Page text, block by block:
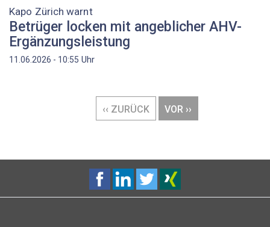
Kapo Zürich warnt
Betrüger locken mit angeblicher AHV-
Ergänzungsleistung
11.06.2026 - 10:55 Uhr
VORHERIGE
SEITE
‹‹ ZURÜCK
NÄCHSTE
SEITE
VOR ››